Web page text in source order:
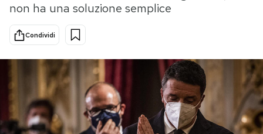
Scienza
Cultura
Economia
Sport
Media
Mondiali calcio 2026
PODCAST
non ha una soluzione semplice
Condividi